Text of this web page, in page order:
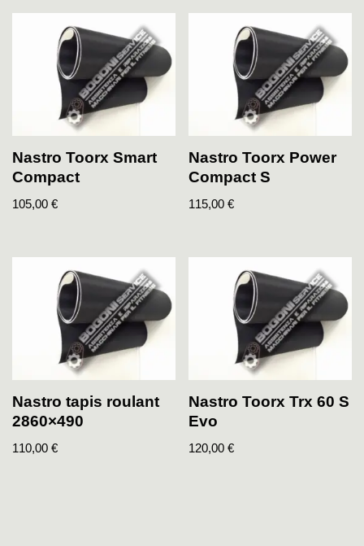
Nastro Toorx Smart
Compact
105,00 €
Nastro Toorx Power
Compact S
115,00€
Nastro tapis roulant
2860×490
110,00 €
Nastro Toorx Trx 60 S
Evo
120,00€